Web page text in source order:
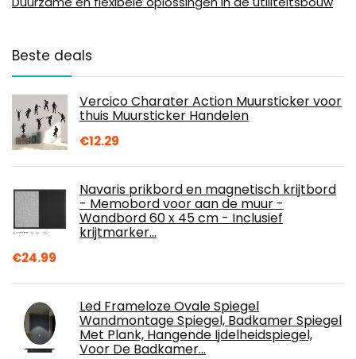
Beste deals
Vercico Charater Action Muursticker voor
thuis Muursticker Handelen
€12.29
Navaris prikbord en magnetisch krijtbord
- Memobord voor aan de muur -
Wandbord 60 x 45 cm - Inclusief
krijtmarker…
€24.99
Led Frameloze Ovale Spiegel
Wandmontage Spiegel, Badkamer Spiegel
Met Plank, Hangende Ijdelheidspiegel,
Voor De Badkamer…